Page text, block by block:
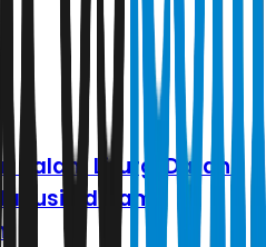
dalam Liturgi Darah:
dalam